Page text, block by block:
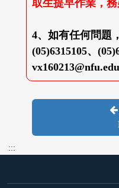
取生提早作業，務
4、如有任何問題
(05)6315105、
:::